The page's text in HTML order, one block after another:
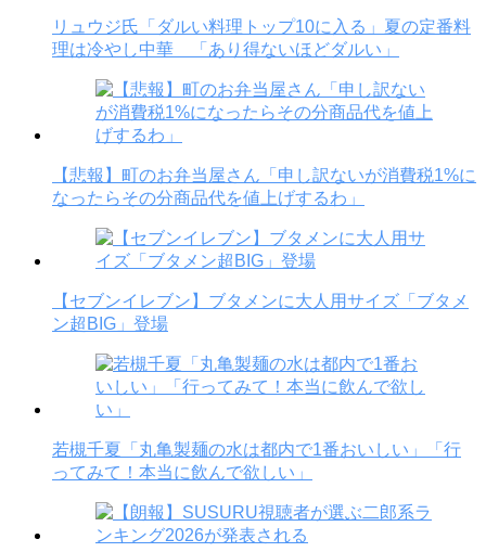
リュウジ氏「ダルい料理トップ10に入る」夏の定番料
理は冷やし中華 「あり得ないほどダルい」
【悲報】町のお弁当屋さん「申し訳ないが消費税1%に
なったらその分商品代を値上げするわ」
【セブンイレブン】ブタメンに大人用サイズ「ブタメ
ン超BIG」登場
若槻千夏「丸亀製麺の水は都内で1番おいしい」「行
ってみて！本当に飲んで欲しい」